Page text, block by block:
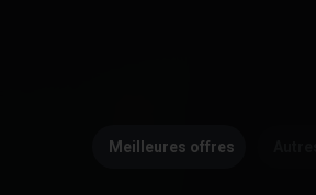
Meilleures offres